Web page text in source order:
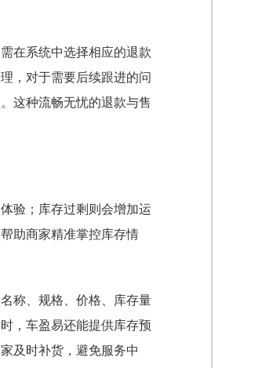
在系统中选择相应的退款
，对于需要后续跟进的问
这种流畅无忧的退款与售
验；库存过剩则会增加运
助商家精准掌控库存情
称、规格、价格、库存量
，车盈易还能提供库存预
及时补货，避免服务中